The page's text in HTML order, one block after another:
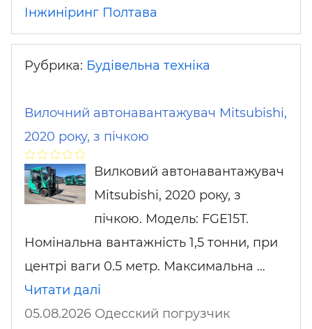
Інжиніринг Полтава
Рубрика: Будівельна техніка
Вилочний автонавантажувач Mitsubishi,
2020 року, з пічкою
Вилковий автонавантажувач
Mitsubishi, 2020 року, з
пічкою. Модель: FGE15T.
Номінальна вантажність 1,5 тонни, при
центрі ваги 0.5 метр. Максимальна …
Читати далі
05.08.2026 Одесский погрузчик